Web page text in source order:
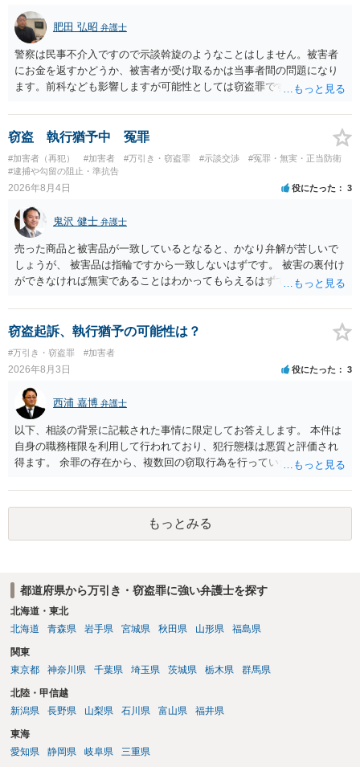
肥田 弘昭 弁護士
警察は民事不介入ですので示談斡旋のようなことはしません。被害者
にお金を返すかどうか、被害者が受け取るかは当事者間の問題になり
ます。前科なども影響しますが可能性としては窃盗罪ですので、逮捕
窃盗 執行猶予中 冤罪
#加害者（再犯） #加害者 #万引き・窃盗罪 #示談交渉
#冤罪・無実・正当防衛
#逮捕や勾留の阻止・準抗告
2026年8月4日 役にたった 3
鬼沢 健士 弁護士
売った商品と被害品が一致しているとなると、かなり弁解が苦しいで
しょうが、 被害品は指輪ですから一致しないはずです。 被害の裏付け
ができなければ無実であることはわかってもらえるはずです。
窃盗起訴、執行猶予の可能性は？
#万引き・窃盗罪 #加害者
2026年8月3日 役にたった 3
西浦 嘉博 弁護士
以下、相談の背景に記載された事情に限定してお答えします。 本件は
自身の職務権限を利用して行われており、犯行態様は悪質と評価され
得ます。 余罪の存在から、複数回の窃取行為を行っていたことも悪質
ると思われます。 他方、余罪を含めた全額を弁済していることは、被
害者の経済的損害の回復として有利に斟酌されます。 また、前科前歴
を有しないことも、規範意識が鈍磨しきっているとまでは言えず、有
利な点です。 その他、家族の監督等の情状証拠を適切に提出すること
もっとみる
都道府県から万引き・窃盗罪に強い弁護士を探す
北海道・東北
北海道
青森県 岩手県 宮城県 秋田県 山形県 福島県
関東
東京都
神奈川県 千葉県 埼玉県 茨城県 栃木県 群馬県
北陸・甲信越
新潟県
長野県 山梨県 石川県 富山県 福井県
東海
愛知県
静岡県 岐阜県 三重県